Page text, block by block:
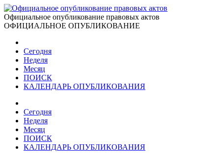
Официальное опубликование правовых актов
ОФИЦИАЛЬНОЕ ОПУБЛИКОВАНИЕ
Сегодня
Неделя
Месяц
ПОИСК
КАЛЕНДАРЬ ОПУБЛИКОВАНИЯ
Сегодня
Неделя
Месяц
ПОИСК
КАЛЕНДАРЬ ОПУБЛИКОВАНИЯ